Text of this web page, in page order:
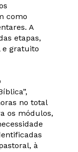
como
A
etapas,
e gratuito
no total
os módulos,
à